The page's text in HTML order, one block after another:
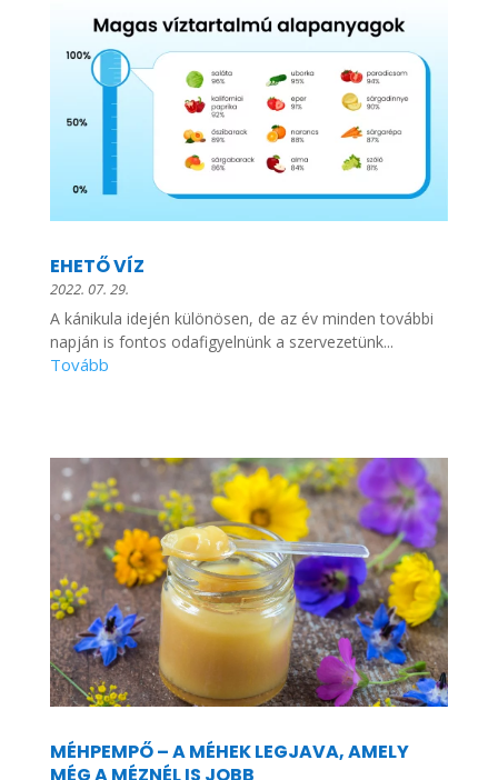
EHETŐ VÍZ
2022. 07. 29.
A kánikula idején különösen, de az év minden további
napján is fontos odafigyelnünk a szervezetünk...
MÉHPEMPŐ – A MÉHEK LEGJAVA, AMELY